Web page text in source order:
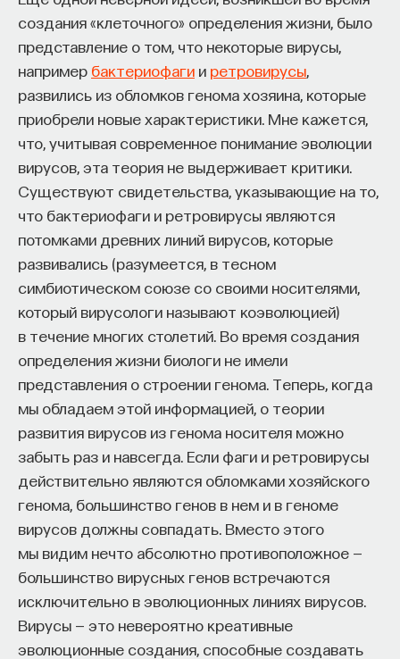
создания «клеточного» определения жизни, было
представление о том, что некоторые вирусы,
например бактериофаги и ретровирусы
развились из обломков генома хозяина, которые
приобрели новые характеристики. Мне кажется,
что, учитывая современное понимание эволюции
вирусов, эта теория не выдерживает критики.
Существуют свидетельства, указывающие на то,
что бактериофаги и ретровирусы являются
потомками древних линий вирусов, которые
развивались (разумеется, в тесном
симбиотическом союзе со своими носителями,
который вирусологи называют коэволюцией)
в течение многих столетий. Во время создания
определения жизни биологи не имели
представления о строении генома. Теперь, когда
мы обладаем этой информацией, о теории
развития вирусов из генома носителя можно
забыть раз и навсегда. Если фаги и ретровирусы
действительно являются обломками хозяйского
генома, большинство генов в нем и в геноме
вирусов должны совпадать. Вместо этого
мы видим нечто абсолютно противоположное —
большинство вирусных генов встречаются
исключительно в эволюционных линиях вирусов.
Вирусы — это невероятно креативные
эволюционные создания, способные создавать